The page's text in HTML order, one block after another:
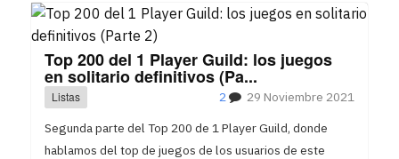
Top 200 del 1 Player Guild: los juegos
en solitario definitivos (Pa...
Listas 29 Noviembre 2021
2
Segunda parte del Top 200 de 1 Player Guild, donde
hablamos del top de juegos de los usuarios de este